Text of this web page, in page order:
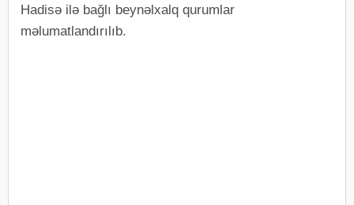
Hadisə ilə bağlı beynəlxalq qurumlar
məlumatlandırılıb.